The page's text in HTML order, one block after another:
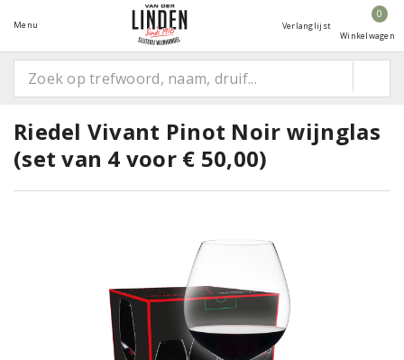
Menu Verlanglijst
0
Winkelwagen
Riedel Vivant Pinot Noir wijnglas
(set van 4 voor € 50,00)